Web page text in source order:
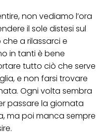
non vediamo l’ora
il sole distesi sul
a rilassarci e
in tanti è bene
tutto ciò che serve
e non farsi trovare
Ogni volta sembra
passare la giornata
ma poi manca sempre